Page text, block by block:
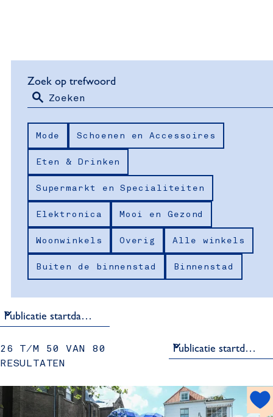
Zoek op trefwoord
Z
o
e
k
n
Mode Schoenen en Accessoires
Eten & Drinken
Supermarkt en Specialiteiten
Elektronica Mooi en Gezond
Woonwinkels Overig Alle winkels
Buiten de binnenstad Binnenstad
26 T/M 50 VAN 80
RESULTATEN
S
o
t
e
h